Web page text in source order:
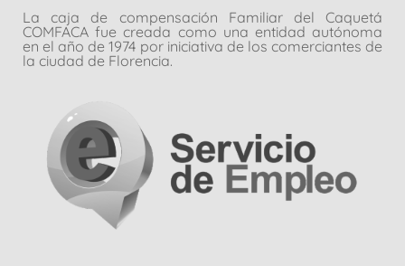
La caja de compensación Familiar del Caquetá
COMFACA fue creada como una entidad autónoma
en el año de 1974 por iniciativa de los comerciantes de
la ciudad de Florencia.